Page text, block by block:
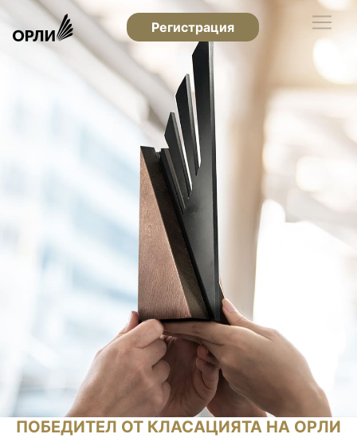
Регистрация
ПОБЕДИТЕЛ ОТ КЛАСАЦИЯТА НА ОРЛИ